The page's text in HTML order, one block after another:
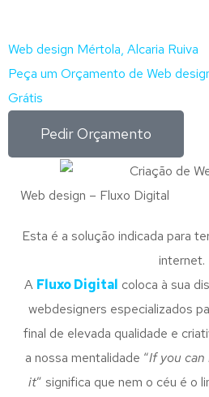
Web design Mértola, Alcaria Ruiva
Peça um Orçamento de Web
Grátis
Pedir Orçamento
Web design – Fluxo Digital
Esta é a solução indicada para
internet.
A Fluxo Digital coloca à sua
webdesigners especializados
final de elevada qualidade e
a nossa mentalidade “If you can
it” significa que nem o céu é o